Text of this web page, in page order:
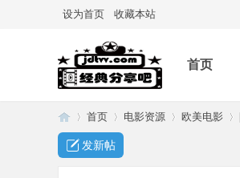
设为首页 收藏本站
首页
首页 电影资源 欧美电影
发新帖